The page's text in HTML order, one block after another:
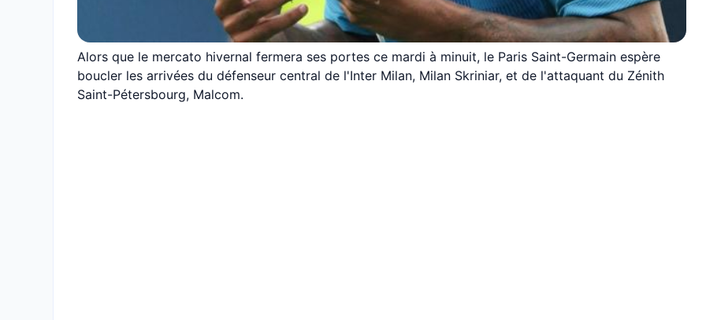
Alors que le mercato hivernal fermera ses portes ce mardi à minuit, le Paris Saint-Germain espère
boucler les arrivées du défenseur central de l'Inter Milan, Milan Skriniar, et de l'attaquant du Zénith
Saint-Pétersbourg, Malcom.